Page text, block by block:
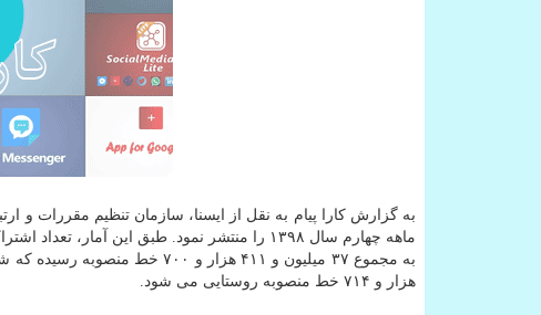
به گزارش کارا پیام به نقل از ایسنا، سازمان تنظیم مقررات و
ماهه چهارم سال ۱۳۹۸ را منتشر نمود. طبق این آمار، تعداد اشتراک های
هزار و ۷۱۴ خط منصوبه روستایی می شود.